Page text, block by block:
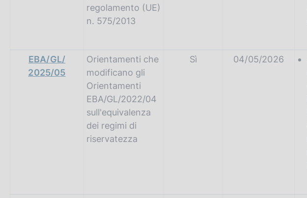
regolamento (UE)
n. 575/2013
EBA/GL/
2025/05
Orientamenti che
modificano gli
Orientamenti
EBA/GL/2022/04
sull'equivalenza
dei regimi di
riservatezza
Sì 04/05/2026